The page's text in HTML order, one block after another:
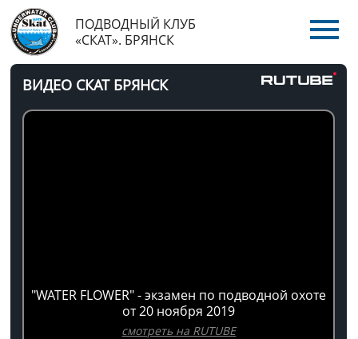
ПОДВОДНЫЙ КЛУБ
«СКАТ». БРЯНСК
ВИДЕО СКАТ БРЯНСК
"WATER FLOWER" - экзамен по подводной охоте
от 20 ноября 2019
смотреть на RUTUBE